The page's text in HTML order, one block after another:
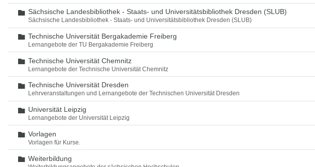
Ordner
Sächsische Landesbibliothek - Staats- und Universitätsbibliothek Dresden (SLUB)
Sächsische Landesbibliothek - Staats- und Universitätsbibliothek Dresden (SLUB)
Ordner
Technische Universität Bergakademie Freiberg
Lernangebote der TU Bergakademie Freiberg
Ordner
Technische Universität Chemnitz
Lernangebote der Technische Universität Chemnitz
Ordner
Technische Universität Dresden
Lehrveranstaltungen und Lernangebote der Technischen Universität Dresden
Ordner
Universität Leipzig
Lernangebote der Universität Leipzig
Ordner
Vorlagen
Vorlagen für Kurse.
Ordner
Weiterbildung